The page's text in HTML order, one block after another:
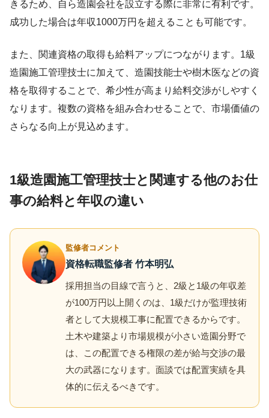
きるため、自ら造園会社を設立する際に非常に有利です。
成功した場合は年収1000万円を超えることも可能です。
また、関連資格の取得も給料アップにつながります。1級
造園施工管理技士に加えて、造園技能士や樹木医などの資
格を取得することで、希少性が高まり給料交渉がしやすく
なります。複数の資格を組み合わせることで、市場価値の
さらなる向上が見込めます。
1級造園施工管理技士と関連する他のお仕
事の給料と年収の違い
監修者コメント
資格転職監修者 竹本明弘
採用担当の目線で言うと、2級と1級の年収差
が100万円以上開くのは、1級だけが監理技術
者として大規模工事に配置できるからです。
土木や建築より市場規模が小さい造園分野で
は、この配置できる権限の差が給与交渉の最
大の武器になります。面談では配置実績を具
体的に伝えるべきです。